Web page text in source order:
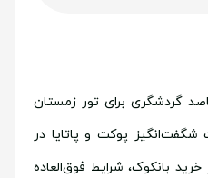
گردشگری برای تور زمستان
شگفت‌انگیز پوکت و پاتایا در
بانکوک، شرایط فوق‌العاده